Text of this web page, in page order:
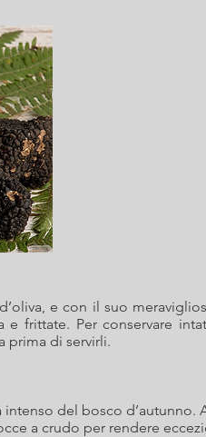
e con il suo
e frittate. Per conservare
prima di servirli.
intenso del bosco
a crudo per rendere